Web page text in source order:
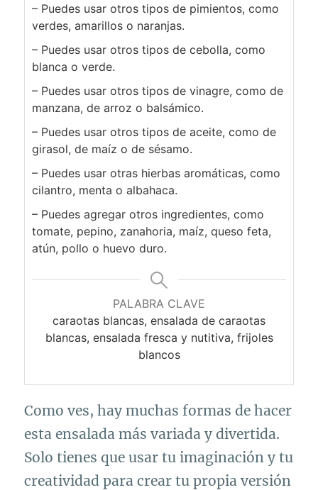
– Puedes usar otros tipos de pimientos, como
verdes, amarillos o naranjas.
– Puedes usar otros tipos de cebolla, como
blanca o verde.
– Puedes usar otros tipos de vinagre, como de
manzana, de arroz o balsámico.
– Puedes usar otros tipos de aceite, como de
girasol, de maíz o de sésamo.
– Puedes usar otras hierbas aromáticas, como
cilantro, menta o albahaca.
– Puedes agregar otros ingredientes, como
tomate, pepino, zanahoria, maíz, queso feta,
atún, pollo o huevo duro.
PALABRA CLAVE
caraotas blancas, ensalada de caraotas
blancas, ensalada fresca y nutitiva, frijoles
blancos
Como ves, hay muchas formas de hacer
esta ensalada más variada y divertida.
Solo tienes que usar tu imaginación y tu
creatividad para crear tu propia versión